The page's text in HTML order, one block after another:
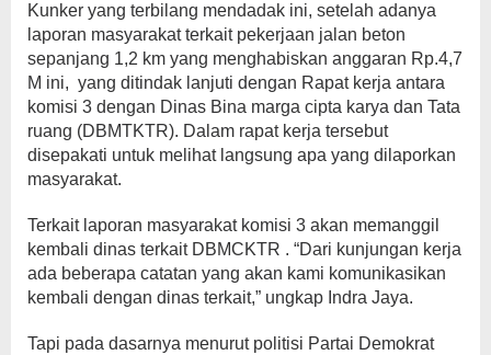
Kunker yang terbilang mendadak ini, setelah adanya
laporan masyarakat terkait pekerjaan jalan beton
sepanjang 1,2 km yang menghabiskan anggaran Rp.4,7
M ini, yang ditindak lanjuti dengan Rapat kerja antara
komisi 3 dengan Dinas Bina marga cipta karya dan Tata
ruang (DBMTKTR). Dalam rapat kerja tersebut
disepakati untuk melihat langsung apa yang dilaporkan
masyarakat.
Terkait laporan masyarakat komisi 3 akan memanggil
kembali dinas terkait DBMCKTR . “Dari kunjungan kerja
ada beberapa catatan yang akan kami komunikasikan
kembali dengan dinas terkait,” ungkap Indra Jaya.
Tapi pada dasarnya menurut politisi Partai Demokrat